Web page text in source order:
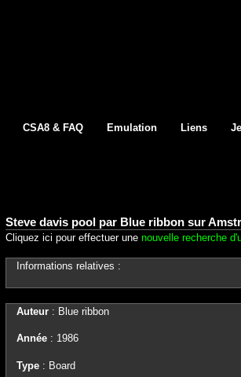
CSA8 & FAQ Emulation Liens
Steve davis pool par Blue ribbon sur
Cliquez ici pour effectuer une nouvelle recherche
Informations relatives :
Auteur: Blue ribbon
Année: 1986
Type: Board